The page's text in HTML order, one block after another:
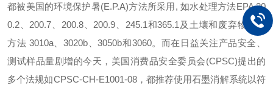
都被美国的环境保护暑(E.P.A)方法所采用 , 如水处理方法EPA 20
0.2
200.7 200.8、 200.9 245.1和365.1 及土壤和废弃物处理
方法 3010a、3020b 、3050b和3060。而在日益关注产品安全、
测试样品量剧增的今天，美国消费品安全委员会(CPSC)提出的
多个法规如CPSC-CH-E1001-08，都推荐使用石墨消解系统以符